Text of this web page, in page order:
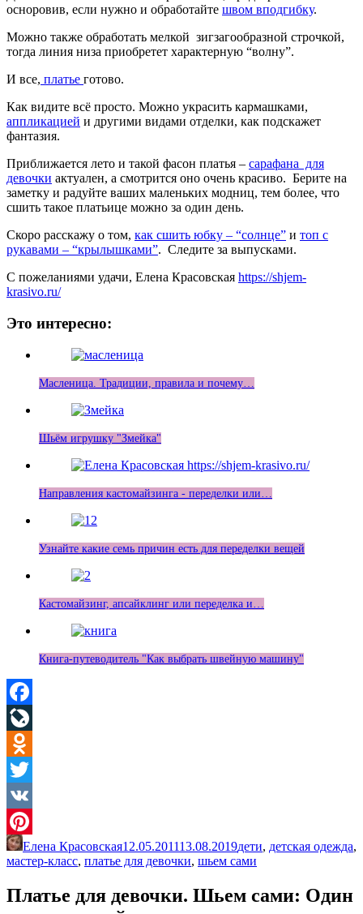
осноровив, если нужно и обработайте швом вподгибку.
Можно также обработать мелкой зигзагообразной строчкой,
тогда линия низа приобретет характерную “волну”.
И все, платье готово.
Как видите всё просто. Можно украсить кармашками,
аппликацией и другими видами отделки, как подскажет
фантазия.
Приближается лето и такой фасон платья – сарафана для
девочки актуален, а смотрится оно очень красиво. Берите на
заметку и радуйте ваших маленьких модниц, тем более, что
сшить такое платьице можно за один день.
Скоро расскажу о том, как сшить юбку – “солнце” и топ с
рукавами – “крылышками”. Следите за выпусками.
С пожеланиями удачи, Елена Красовская https://shjem-
krasivo.ru/
Это интересно:
Масленица. Традиции, правила и почему…
Шьём игрушку "Змейка"
Направления кастомайзинга - переделки или…
Узнайте какие семь причин есть для переделки вещей
Кастомайзинг, апсайклинг или переделка и…
Книга-путеводитель "Как выбрать швейную машину"
Facebook
LiveJournal
Odnoklassniki
Twitter
VK
Pinterest
Елена Красовская12.05.201113.08.2019дети, детская одежда,
мастер-класс, платье для девочки, шьем сами
Платье для девочки. Шьем сами: Один